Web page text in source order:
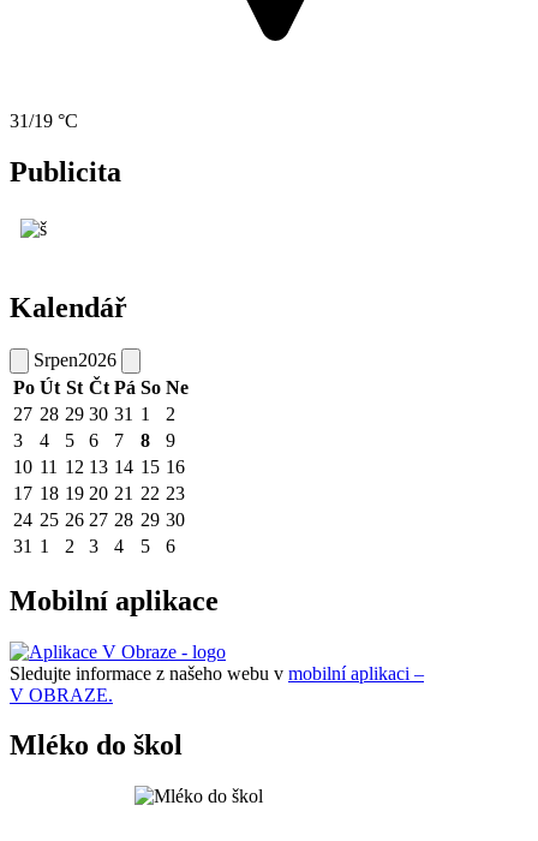
31/19 °C
Publicita
Kalendář
Srpen2026
Po Út St Čt Pá So Ne
27 28 29 30 31 1
2
3
4 5 6 7 8
9
10 11 12 13 14 15 16
17 18 19 20 21 22 23
24 25 26 27 28 29 30
31 1 2 3 4 5 6
Mobilní aplikace
Sledujte informace z našeho webu v mobilní aplikaci –
V OBRAZE.
Mléko do škol